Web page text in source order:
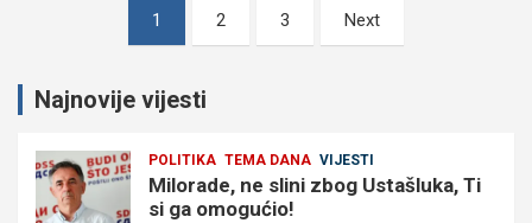
objava
1 2 3 Next
Najnovije vijesti
POLITIKA TEMA DANA VIJESTI
Milorade, ne slini zbog Ustašluka, Ti
si ga omogućio!